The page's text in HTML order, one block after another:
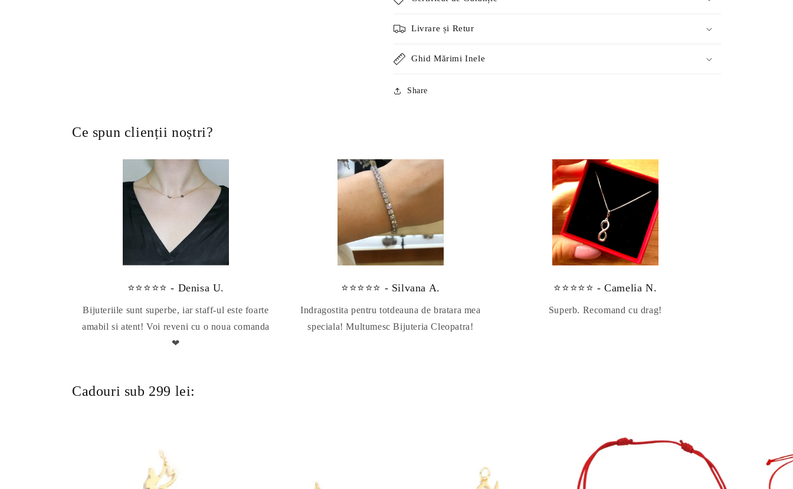
Livrare și Retur
Ghid Mărimi Inele
Share
Ce spun clienții noștri?
⭐⭐⭐⭐⭐ - Denisa U.
Bijuteriile sunt superbe, iar staff-ul este foarte
amabil si atent! Voi reveni cu o noua comanda
❤
⭐⭐⭐⭐⭐ - Silvana A.
Indragostita pentru totdeauna de bratara mea
speciala! Multumesc Bijuteria Cleopatra!
⭐⭐⭐⭐⭐ - Camelia N.
Superb. Recomand cu drag!
Cadouri sub 299 lei: